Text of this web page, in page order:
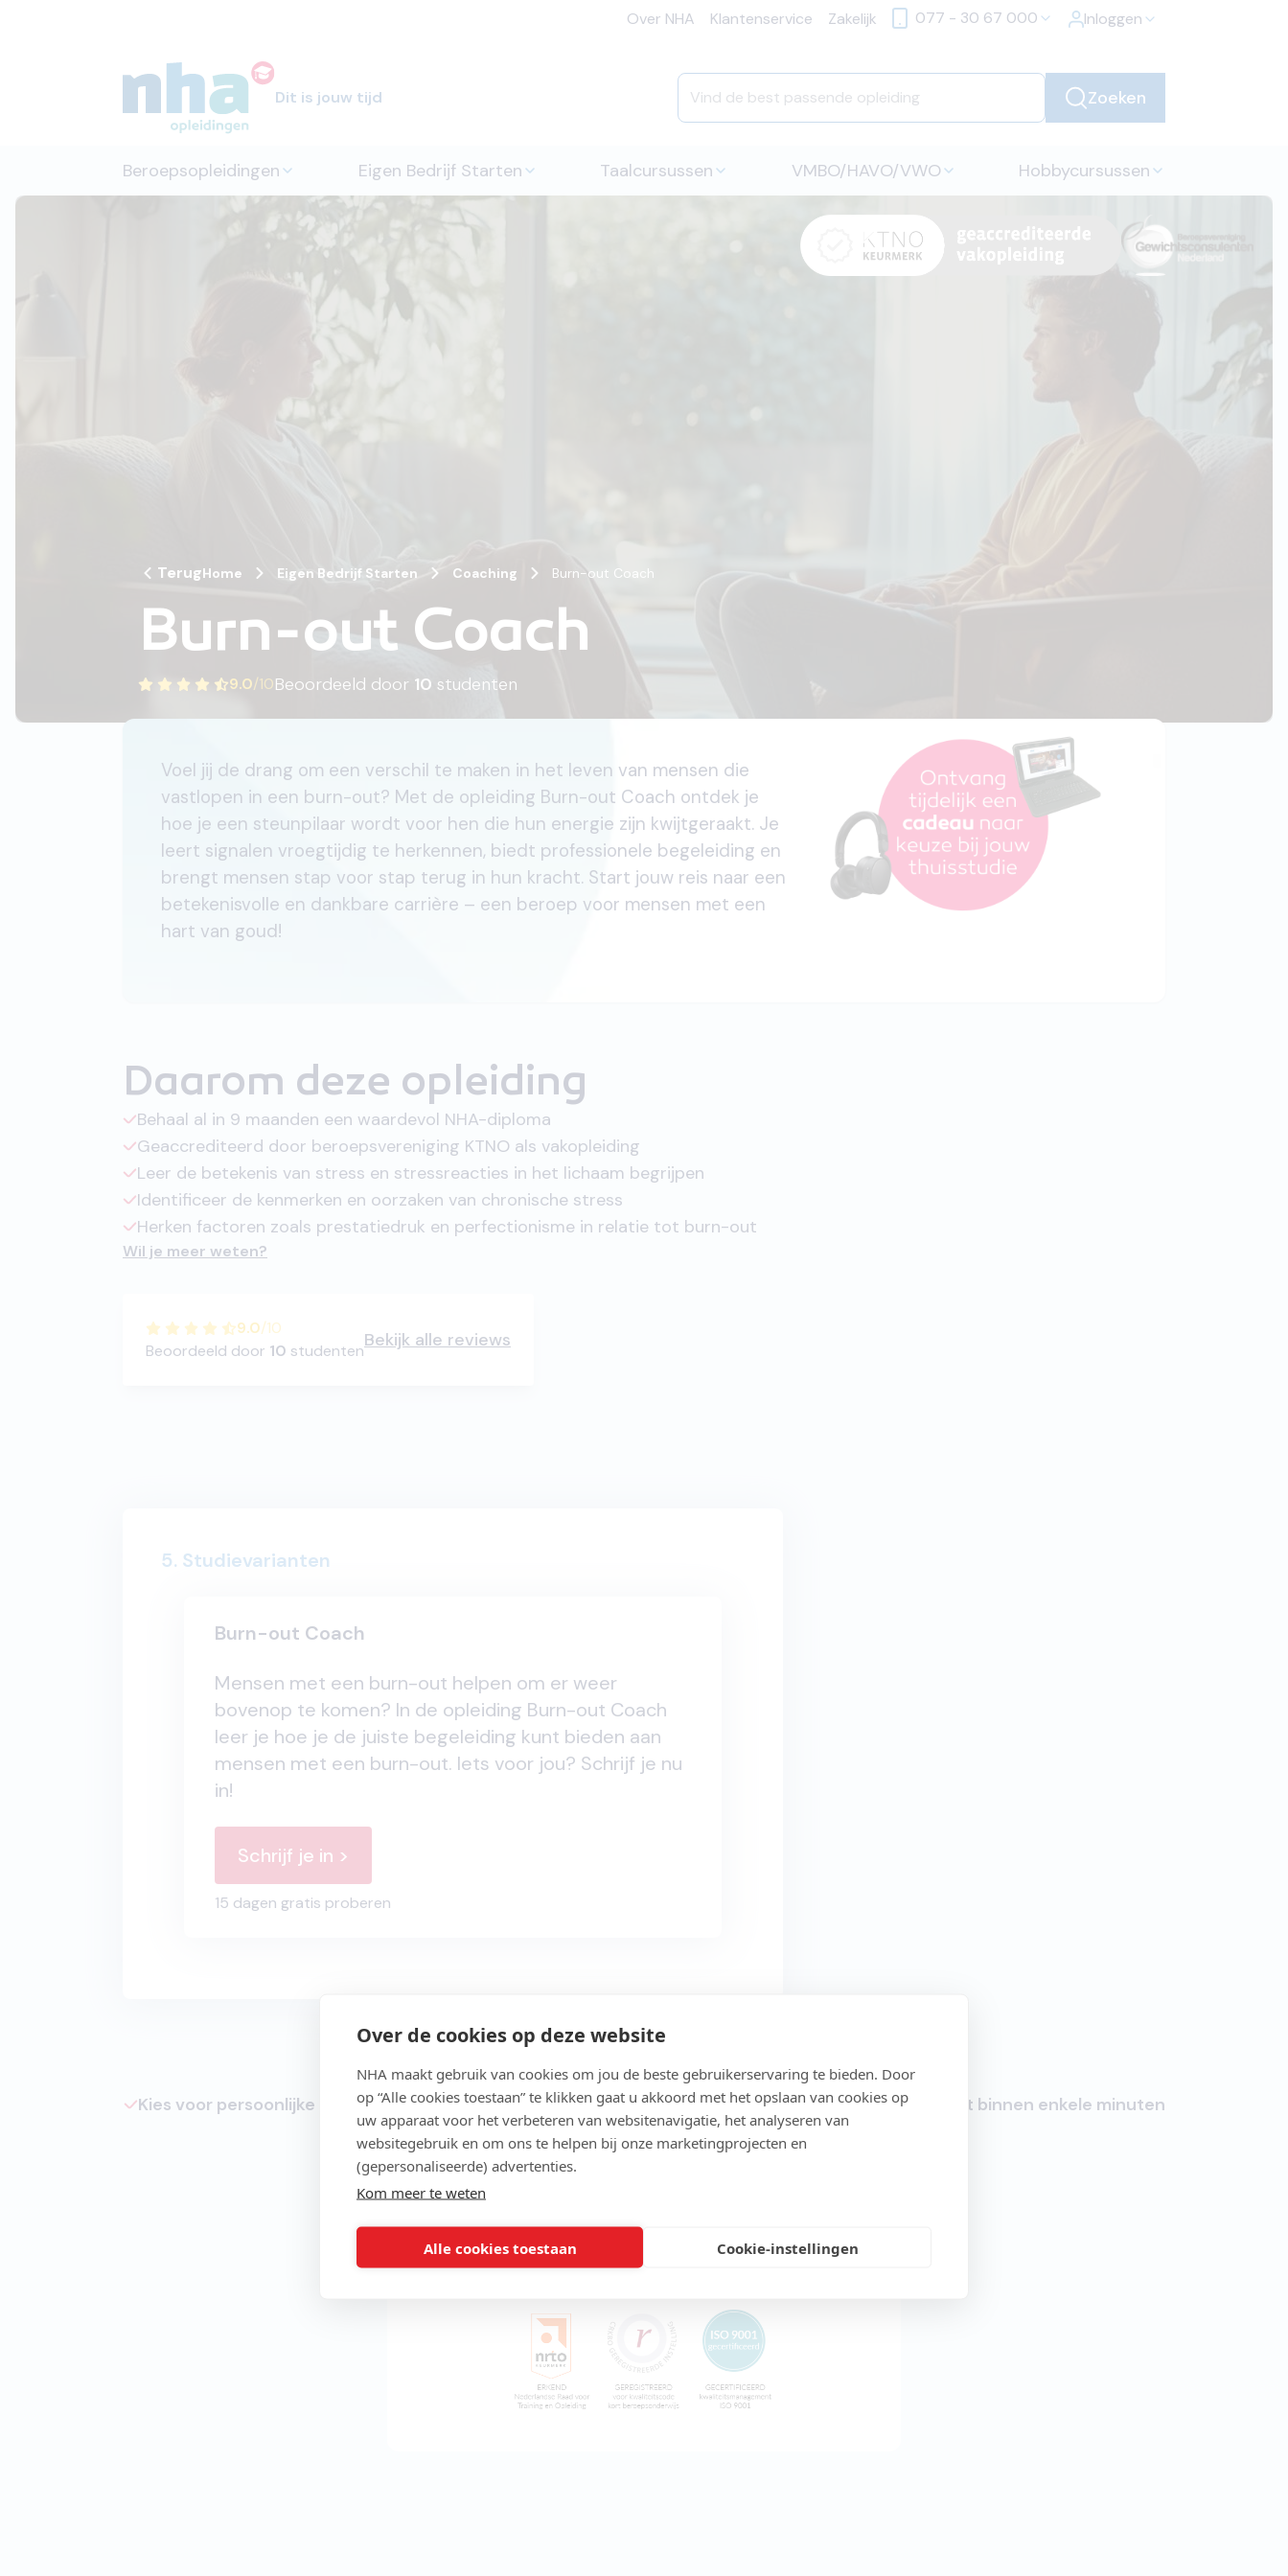
Over de cookies op deze website
NHA maakt gebruik van cookies om jou de beste gebruikerservaring te bieden. Door
op “Alle cookies toestaan” te klikken gaat u akkoord met het opslaan van cookies op
uw apparaat voor het verbeteren van websitenavigatie, het analyseren van
websitegebruik en om ons te helpen bij onze marketingprojecten en
(gepersonaliseerde) advertenties.
Kom meer te weten
Alle cookies toestaan Cookie-instellingen
Over NHA Klantenservice Zakelijk 077 - 30 67 000 Inloggen
Dit is jouw tijd Zoeken
Beroepsopleidingen Eigen Bedrijf Starten Taalcursussen VMBO/HAVO/VWO Hobbycursussen
TerugHome Eigen Bedrijf Starten Coaching Burn-out Coach
Burn-out Coach
9.0/10Beoordeeld door 10 studenten
Voel jij de drang om een verschil te maken in het leven van mensen die
vastlopen in een burn-out? Met de opleiding Burn-out Coach ontdek je
hoe je een steunpilaar wordt voor hen die hun energie zijn kwijtgeraakt. Je
leert signalen vroegtijdig te herkennen, biedt professionele begeleiding en
brengt mensen stap voor stap terug in hun kracht. Start jouw reis naar een
betekenisvolle en dankbare carrière – een beroep voor mensen met een
hart van goud!
Daarom deze opleiding
Behaal al in 9 maanden een waardevol NHA-diploma
Geaccrediteerd door beroepsvereniging KTNO als vakopleiding
Leer de betekenis van stress en stressreacties in het lichaam begrijpen
Identificeer de kenmerken en oorzaken van chronische stress
Herken factoren zoals prestatiedruk en perfectionisme in relatie tot burn-out
Wil je meer weten?
9.0/10
Beoordeeld door 10 studentenBekijk alle reviews
5. Studievarianten
Burn-out Coach
Mensen met een burn-out helpen om er weer
bovenop te komen? In de opleiding Burn-out Coach
leer je hoe je de juiste begeleiding kunt bieden aan
mensen met een burn-out. Iets voor jou? Schrijf je nu
in!
Schrijf je in >
15 dagen gratis proberen
Kies voor persoonlijke begeleiding Studeer in jouw eigen tempo Start binnen enkele minuten
Erkende kwaliteit